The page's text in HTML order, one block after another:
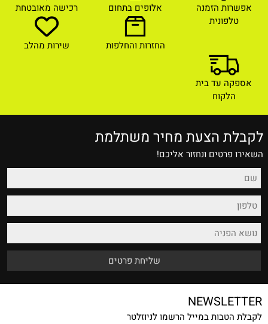
אפשרות הזמנה
טלפונית
אלופים בתחום רכישה מאובטחת
החזרות והחלפות שירות מהלב
אספקה עד בית
הלקוח
לקבלת הצעת מחיר משתלמת
השאירו פרטים ונחזור אליכם!
NEWSLETTER
לקבלת הטבות במייל הרשמו לניוזלטר